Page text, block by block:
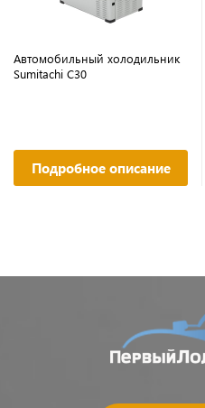
Автомобильный холодильник
Sumitachi C30
Подробное описание